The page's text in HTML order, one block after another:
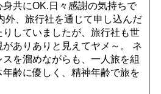
共にOK.日々感謝の気持ちで
外、旅行社を通じて申し込んだ
りしていましたが、旅行社も世
ありありと見えてヤメ～。 ネ
を溜めながらも、一人旅を組
齢に優しく、精神年齢で旅を